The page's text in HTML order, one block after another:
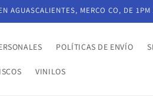
AGUASCALIENTES, MERCO CO, DE
POLÍTICAS DE ENVÍO
VINILOS